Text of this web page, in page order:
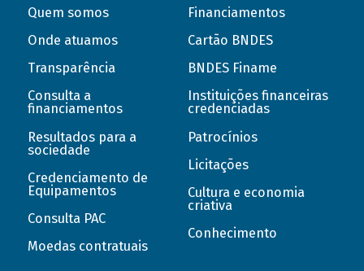
Quem somos
Onde atuamos
Transparência
Consulta a
financiamentos
Resultados para a
sociedade
Credenciamento de
Equipamentos
Consulta PAC
Moedas contratuais
Financiamentos
Cartão BNDES
BNDES Finame
Instituições financeiras
credenciadas
Patrocínios
Licitações
Cultura e economia
criativa
Conhecimento